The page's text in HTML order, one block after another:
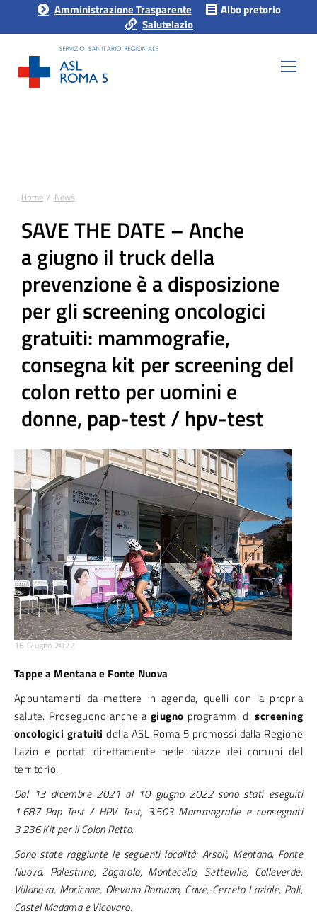
Amministrazione Trasparente
Albo pretorio
Salutelazio
Tu sei qui:
Home News
SAVE THE DATE – Anche
a giugno il truck della
prevenzione è a disposizione
per gli screening oncologici
gratuiti: mammografie,
consegna kit per screening del
colon retto per uomini e
donne, pap-test / hpv-test
16 Giugno 2022
Tappe a Mentana e Fonte Nuova
Appuntamenti da mettere in agenda, quelli con la propria
salute. Proseguono anche a giugno programmi discreening
oncologici gratuiti della ASL Roma 5 promossi dalla Regione
Lazio e portati direttamente nelle piazze dei comuni del
territorio.
Dal 13 dicembre 2021 al 10 giugno 2022 sono stati eseguiti
1.687 Pap Test / HPV Test, 3.503 Mammografie e consegnati
3.236 Kit per il Colon Retto.
Sono state raggiunte le seguenti località: Arsoli, Mentana, Fonte
Nuova, Palestrina, Zagarolo, Montecelio, Setteville, Colleverde,
Villanova, Moricone, Olevano Romano, Cave, Cerreto Laziale, Poli,
Castel Madama e Vicovaro.